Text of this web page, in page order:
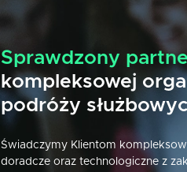
Sprawdzony
kompleksowej
podróży
Świadczymy Klientom
doradcze oraz technologiczne z
Naszej pracy
jeden cel-
organizacja
Każdego dnia udowadniamy, że
zaplanowana w każdym detalu, a